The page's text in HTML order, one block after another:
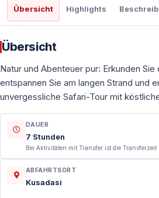
Übersicht Highlights
Übersicht
Natur und Abenteuer pur: Erkunden Sie
entspannen Sie am langen Strand und
unvergessliche Safari-Tour mit
DAUER
7 Stunden
Bei Aktivitäten mit Transfer ist die Transferzeit
ABFAHRTSORT
Kusadasi